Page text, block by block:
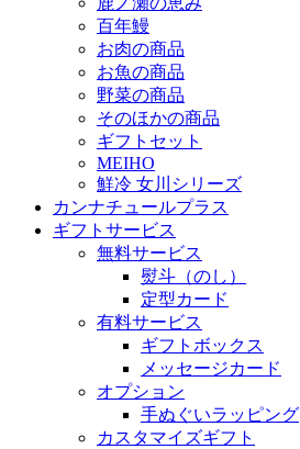
百年鰻
お肉の商品
お魚の商品
野菜の商品
そのほかの商品
ギフトセット
MEIHO
鮮冷 女川シリーズ
カンナチュールプラス
ギフトサービス
無料サービス
熨斗（のし）
定型カード
有料サービス
ギフトボックス
メッセージカード
オプション
手ぬぐいラッピング
カスタマイズギフト